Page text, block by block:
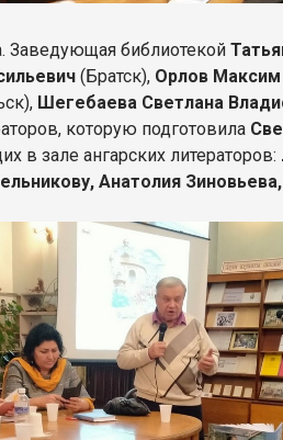
Заведующая библиотекой
(Братск), Орлов
Шегебаева Светлана
которую подготовила
в зале ангарских литераторов:
Анатолия